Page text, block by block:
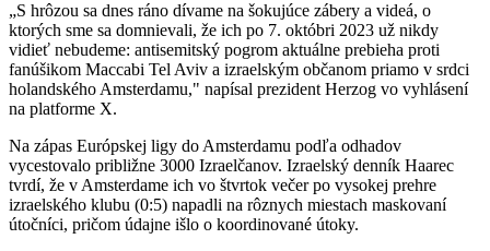
„S hrôzou sa dnes ráno dívame na šokujúce zábery a videá, o
ktorých sme sa domnievali, že ich po 7. októbri 2023 už nikdy
vidieť nebudeme: antisemitský pogrom aktuálne prebieha proti
fanúšikom Maccabi Tel Aviv a izraelským občanom priamo v srdci
holandského Amsterdamu," napísal prezident Herzog vo vyhlásení
na platforme X.
Na zápas Európskej ligy do Amsterdamu podľa odhadov
vycestovalo približne 3000 Izraelčanov. Izraelský denník Haarec
tvrdí, že v Amsterdame ich vo štvrtok večer po vysokej prehre
izraelského klubu (0:5) napadli na rôznych miestach maskovaní
útočníci, pričom údajne išlo o koordinované útoky.